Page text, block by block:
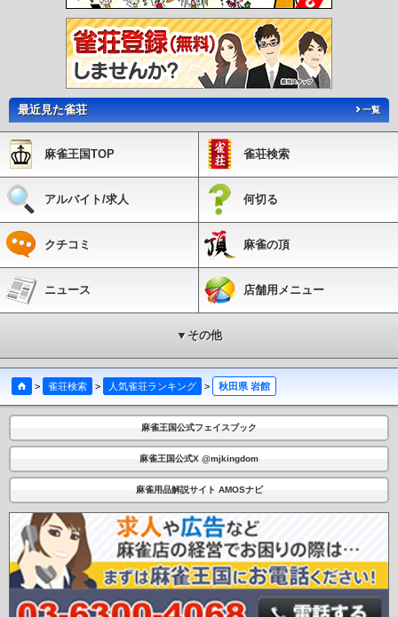
最近見た雀荘 一覧
麻雀王国TOP 雀荘検索
アルバイト/求人 何切る
クチコミ 麻雀の頂
ニュース 店舗用メニュー
▼その他
> 雀荘検索 > 人気雀荘ランキング > 秋田県 岩館
麻雀王国公式フェイスブック
麻雀王国公式X @mjkingdom
麻雀用品解説サイト AMOSナビ